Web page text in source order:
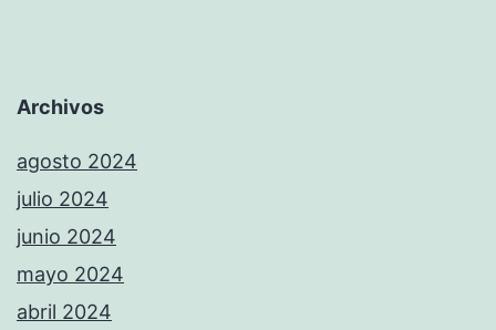
Archivos
agosto 2024
julio 2024
junio 2024
mayo 2024
abril 2024